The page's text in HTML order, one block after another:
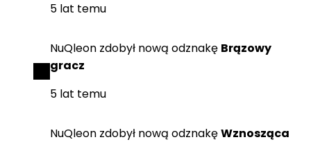
5 lat temu
NuQleon zdobył nową odznakę Brązowy
gracz
5 lat temu
NuQleon zdobył nową odznakęWznosząca